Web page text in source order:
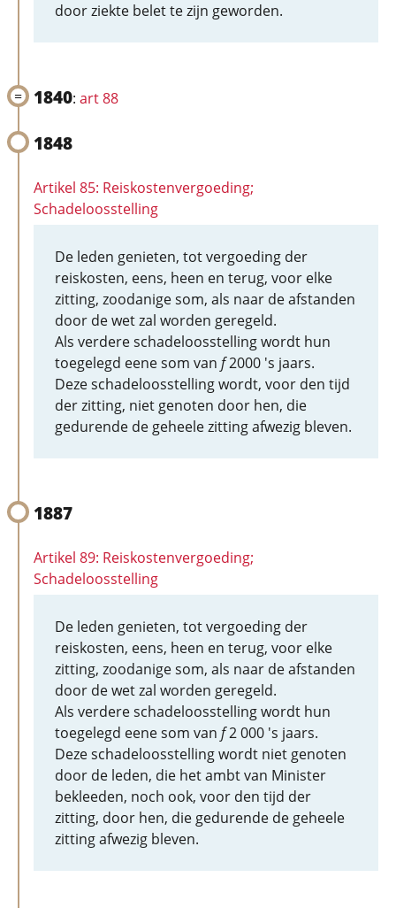
door ziekte belet te zijn geworden.
1840: art 88
1848
Artikel 85: Reiskostenvergoeding;
Schadeloosstelling
De leden genieten, tot vergoeding der
reiskosten, eens, heen en terug, voor elke
zitting, zoodanige som, als naar de afstanden
door de wet zal worden geregeld.
Als verdere schadeloosstelling wordt hun
toegelegd eene som van f2000 's jaars.
Deze schadeloosstelling wordt, voor den tijd
der zitting, niet genoten door hen, die
gedurende de geheele zitting afwezig bleven.
1887
Artikel 89: Reiskostenvergoeding;
Schadeloosstelling
De leden genieten, tot vergoeding der
reiskosten, eens, heen en terug, voor elke
zitting, zoodanige som, als naar de afstanden
door de wet zal worden geregeld.
Als verdere schadeloosstelling wordt hun
toegelegd eene som van f2 000 's jaars.
Deze schadeloosstelling wordt niet genoten
door de leden, die het ambt van Minister
bekleeden, noch ook, voor den tijd der
zitting, door hen, die gedurende de geheele
zitting afwezig bleven.